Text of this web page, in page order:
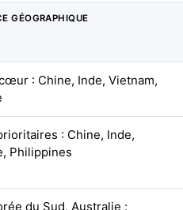
GÉOGRAPHIQUE
: Chine, Inde, Vietnam,
: Chine, Inde,
Philippines
du Sud, Australie :